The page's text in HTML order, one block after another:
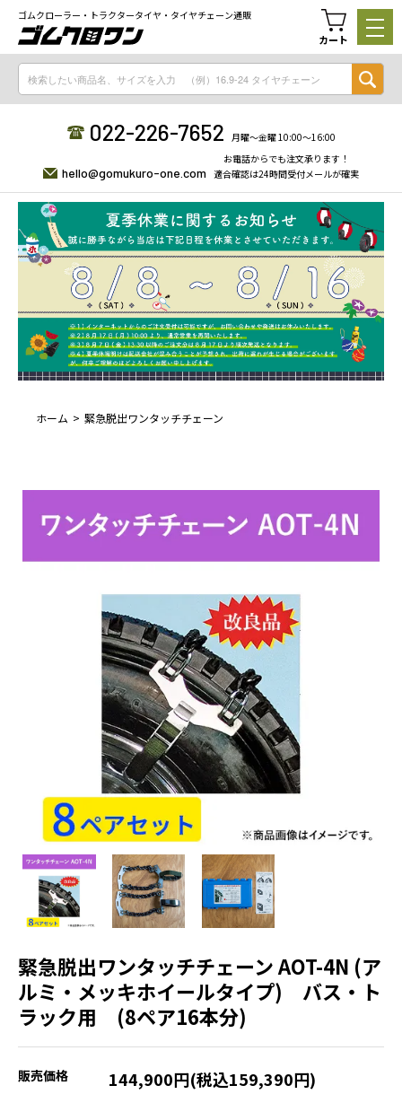
ゴムクローラー・トラクタータイヤ・タイヤチェーン通販
カート
022-226-7652 月曜〜金曜 10:00〜16:00
hello@gomukuro-one.com
お電話からでも注文承ります！
適合確認は24時間受付メールが確実
ホーム 緊急脱出ワンタッチチェーン
緊急脱出ワンタッチチェーン AOT-4N (ア
ルミ・メッキホイールタイプ) バス・ト
ラック用 (8ペア16本分)
販売価格 144,900円(税込159,390円)